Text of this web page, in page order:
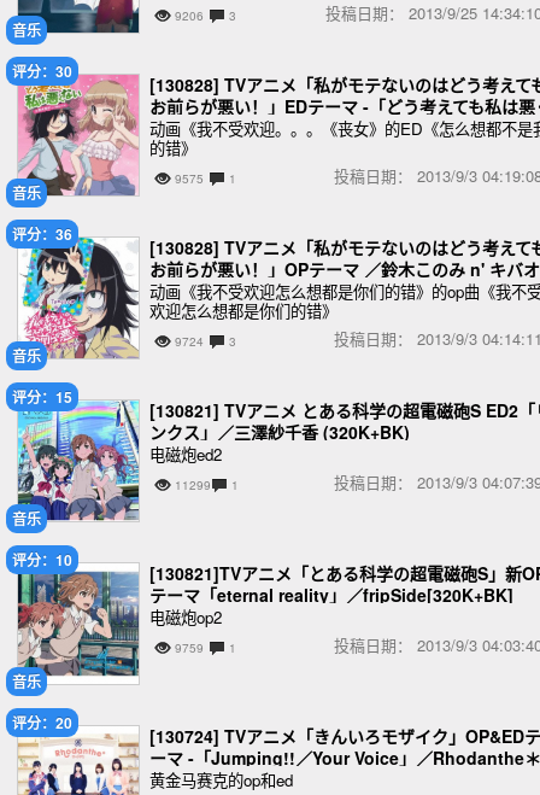
音乐
9206 3 投稿日期： 2013/9/25
音乐
评分：30
[130828] TVアニメ「私がモテないのはどう考えて
お前らが悪い！」EDテーマ -「どう考えても私は悪
ない」／黒木智子(CV.橘田いずみ) (320K
动画《我不受欢迎。。。《丧女》的ED《怎么想都不是
的错》
9575 1 投稿日期： 2013/9/3
音乐
评分：36
[130828] TVアニメ「私がモテないのはどう考えて
お前らが悪い！」OPテーマ ／鈴木このみ n' キバオ
ブアキバ (320K)
动画《我不受欢迎怎么想都是你们的错》的op曲《我不
欢迎怎么想都是你们的错》
9724 3 投稿日期： 2013/9/3
音乐
评分：15
[130821] TVアニメ とある科学の超電磁砲S ED2「
ンクス」／三澤紗千香 (320K+BK)
电磁炮ed2
11299 1 投稿日期： 2013/9/3
音乐
评分：10
[130821]TVアニメ「とある科学の超電磁砲S」新
テーマ「eternal reality」／fripSide[320K+BK]
电磁炮op2
9759 1 投稿日期： 2013/9/3
评分：20
[130724] TVアニメ「きんいろモザイク」OP&EDテ
ーマ -「Jumping!!／Your Voice」／Rhodanthe＊
黄金马赛克的op和ed